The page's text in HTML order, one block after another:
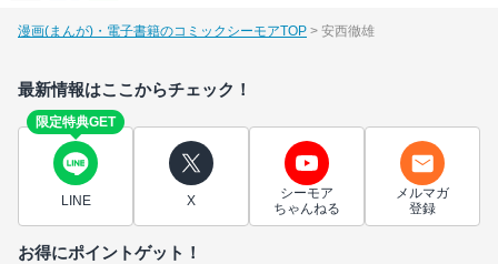
漫画(まんが)・電子書籍のコミックシーモアTOP 安西徹雄
最新情報はここからチェック！
限定特典GET
LINE X
シーモア
ちゃんねる
メルマガ
登録
お得にポイントゲット！